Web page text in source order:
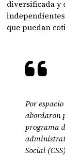
diversificada y
que puedan
Por espacio
abordaron
programa
Social